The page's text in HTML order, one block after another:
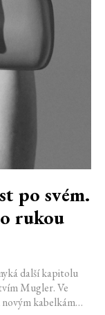
po svém.
rukou
další kapitolu
Mugler. Ve
kabelkám